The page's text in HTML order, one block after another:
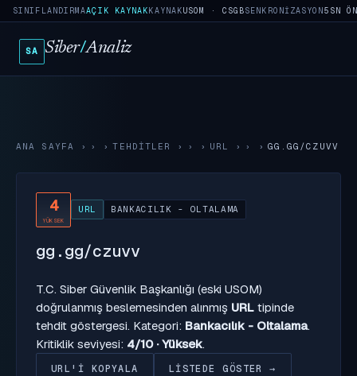
SINIFLANDIRMAAÇIK KAYNAKKAYNAKUSOM · CSGBSENKRONIZASYON5SN
SA Siber/Analiz
ANA SAYFA › TEHDITLER › URL › GG.GG/CZUVV
4
YÜKSEK
URL BANKACILIK - OLTALAMA
gg.gg/czuvv
T.C. Siber Güvenlik Başkanlığı (eski USOM)
doğrulanmış beslemesinden alınmış URL tipinde
tehdit göstergesi. Kategori: Bankacılık - Oltalama.
Kritiklik seviyesi: 4/10 · Yüksek.
URL'I KOPYALA LISTEDE GÖSTER →